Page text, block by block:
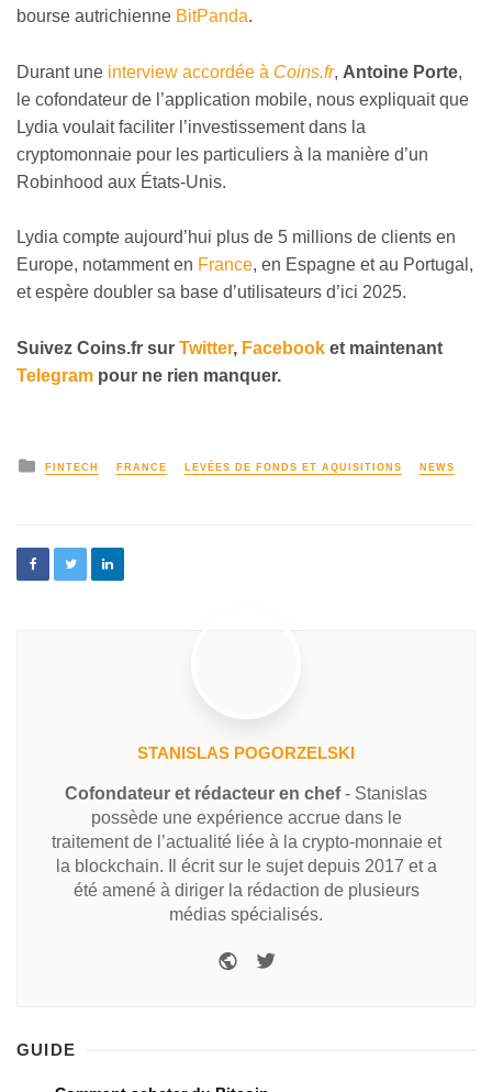
bourse autrichienne BitPanda.
Durant une interview accordée à Coins.fr, Antoine Porte,
le cofondateur de l’application mobile, nous expliquait que
Lydia voulait faciliter l’investissement dans la
cryptomonnaie pour les particuliers à la manière d’un
Robinhood aux États-Unis.
Lydia compte aujourd’hui plus de 5 millions de clients en
Europe, notamment en France, en Espagne et au Portugal,
et espère doubler sa base d’utilisateurs d’ici 2025.
Suivez Coins.fr sur Twitter, Facebook et maintenant
Telegram pour ne rien manquer.
FINTECH FRANCE LEVÉES DE FONDS ET AQUISITIONS NEWS
STANISLAS POGORZELSKI
Cofondateur et rédacteur en chef- Stanislas
possède une expérience accrue dans le
traitement de l’actualité liée à la crypto-monnaie et
la blockchain. Il écrit sur le sujet depuis 2017 et a
été amené à diriger la rédaction de plusieurs
médias spécialisés.
GUIDE